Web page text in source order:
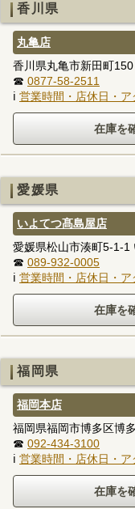
香川県
丸亀店
香川県丸亀市新田町
☎ 0877-58-2511
ℹ 営業時間・店休日・
愛媛県
いよてつ髙島屋店
愛媛県松山市湊町5-1-1
☎ 089-932-0005
ℹ 営業時間・店休日・
福岡県
福岡本店
福岡県福岡市博多区博
☎ 092-434-3100
ℹ 営業時間・店休日・